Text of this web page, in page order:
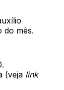
do mês.
(veja link